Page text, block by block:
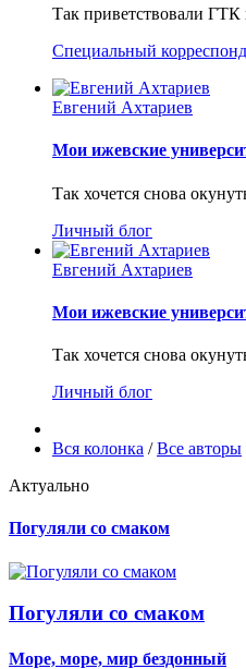
Так приветствовали
Специальный
Евгений Ахтариев
Мои ижевские
Так хочется снова
Личный блог
Евгений Ахтариев
Мои ижевские
Так хочется снова
Личный блог
Вся колонка /Все авторы
Актуально
Погуляли со смаком
Погуляли со смаком
Море, море, мир бездонный